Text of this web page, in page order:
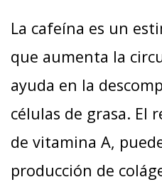
La cafeína es un
que aumenta la
ayuda en la
células de grasa. El
de vitamina A,
producción de